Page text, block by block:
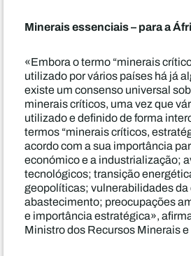
Minerais essenciais – para a
«Embora o termo “minerais
utilizado por vários países há já
existe um consenso universal
minerais críticos, uma vez que
utilizado e definido de forma
termos “minerais críticos,
acordo com a sua importância
económico e a industrialização;
tecnológicos; transição
geopolíticas; vulnerabilidades da
abastecimento; preocupações
e importância estratégica»,
Ministro dos Recursos Minerais